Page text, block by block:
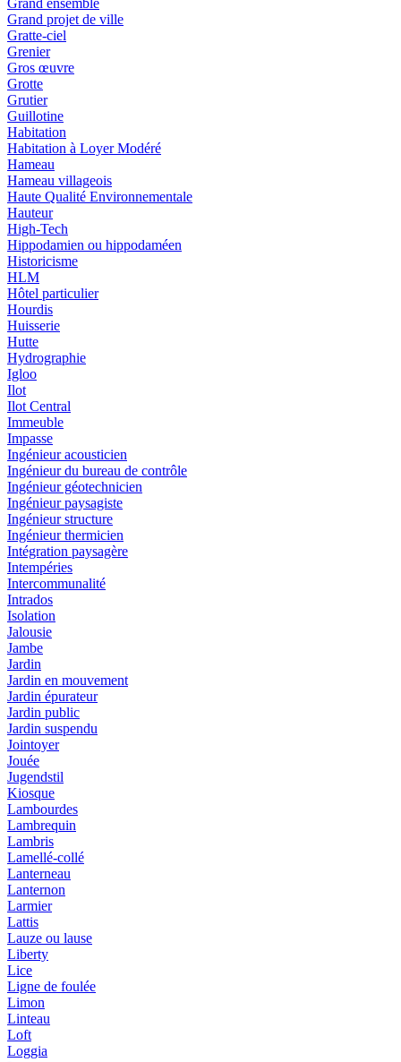
Grand ensemble
Grand projet de ville
Gratte-ciel
Grenier
Gros œuvre
Grotte
Grutier
Guillotine
Habitation
Habitation à Loyer Modéré
Hameau
Hameau villageois
Haute Qualité Environnementale
Hauteur
High-Tech
Hippodamien ou hippodaméen
Historicisme
HLM
Hôtel particulier
Hourdis
Huisserie
Hutte
Hydrographie
Igloo
Ilot
Ilot Central
Immeuble
Impasse
Ingénieur acousticien
Ingénieur du bureau de contrôle
Ingénieur géotechnicien
Ingénieur paysagiste
Ingénieur structure
Ingénieur thermicien
Intégration paysagère
Intempéries
Intercommunalité
Intrados
Isolation
Jalousie
Jambe
Jardin
Jardin en mouvement
Jardin épurateur
Jardin public
Jardin suspendu
Jointoyer
Jouée
Jugendstil
Kiosque
Lambourdes
Lambrequin
Lambris
Lamellé-collé
Lanterneau
Lanternon
Larmier
Lattis
Lauze ou lause
Liberty
Lice
Ligne de foulée
Limon
Linteau
Loft
Loggia